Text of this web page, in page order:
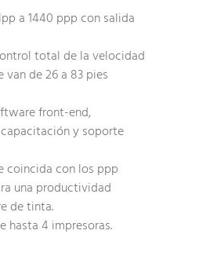
a 1440 ppp con salida
total de la velocidad
de 26 a 83 pies
front-end,
y soporte
coincida con los ppp
una productividad
de tinta.
hasta 4 impresoras.